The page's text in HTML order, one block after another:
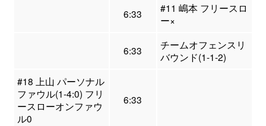
6:33
#11 嶋本 フリースロ
ー×
6:33
チームオフェンスリ
バウンド(1-1-2)
#18 上山 パーソナル
ファウル(1-4:0) フリ
ースローオンファウ
ル0
6:33